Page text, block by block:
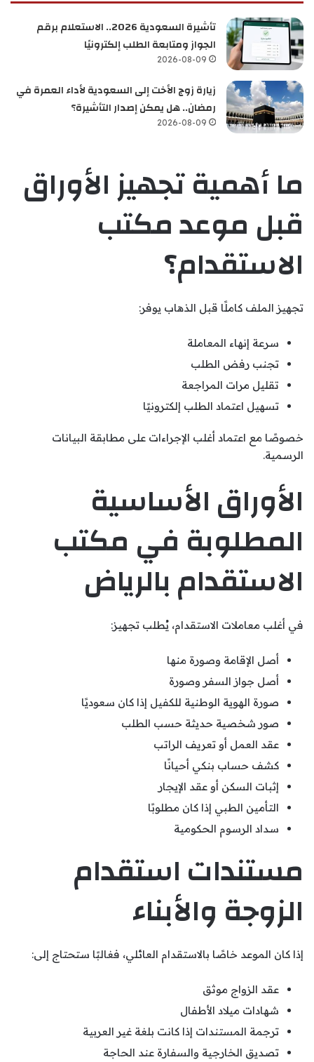
تأشيرة السعودية 2026.. الاستعلام برقم
الجواز ومتابعة الطلب إلكترونيًا
2026-08-09
زيارة زوج الأخت إلى السعودية لأداء العمرة في
رمضان.. هل يمكن إصدار التأشيرة؟
2026-08-09
ما أهمية تجهيز الأوراق
قبل موعد مكتب
الاستقدام؟
تجهيز الملف كاملًا قبل الذهاب يوفر:
سرعة إنهاء المعاملة
تجنب رفض الطلب
تقليل مرات المراجعة
تسهيل اعتماد الطلب إلكترونيًا
خصوصًا مع اعتماد أغلب الإجراءات على مطابقة البيانات
الرسمية.
الأوراق الأساسية
المطلوبة في مكتب
الاستقدام بالرياض
في أغلب معاملات الاستقدام، يُطلب تجهيز:
أصل الإقامة وصورة منها
أصل جواز السفر وصورة
صورة الهوية الوطنية للكفيل إذا كان سعوديًا
صور شخصية حديثة حسب الطلب
عقد العمل أو تعريف الراتب
كشف حساب بنكي أحيانًا
إثبات السكن أو عقد الإيجار
التأمين الطبي إذا كان مطلوبًا
سداد الرسوم الحكومية
مستندات استقدام
الزوجة والأبناء
إذا كان الموعد خاصًا بالاستقدام العائلي، فغالبًا ستحتاج إلى:
عقد الزواج موثق
شهادات ميلاد الأطفال
ترجمة المستندات إذا كانت بلغة غير العربية
تصديق الخارجية والسفارة عند الحاجة